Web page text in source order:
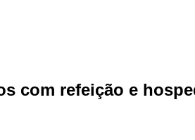
com refeição e